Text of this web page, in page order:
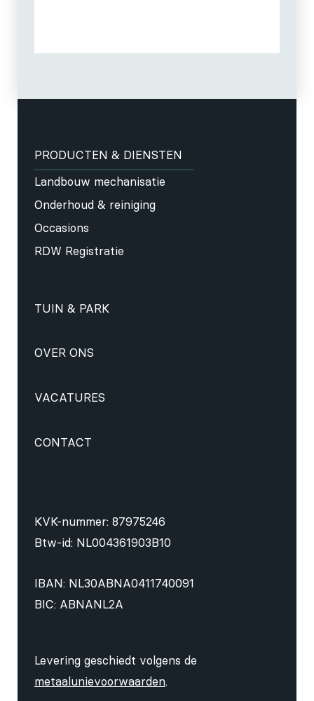
PRODUCTEN & DIENSTEN
Landbouw mechanisatie
Onderhoud & reiniging
Occasions
RDW Registratie
TUIN & PARK
OVER ONS
VACATURES
CONTACT
KVK-nummer: 87975246
Btw-id: NL004361903B10
IBAN: NL30ABNA0411740091
BIC: ABNANL2A
Levering geschiedt volgens de
metaalunievoorwaarden.